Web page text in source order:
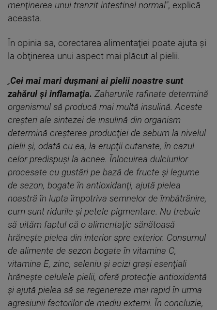
menţinerea unui tranzit intestinal normal", explică
aceasta.
În opinia sa, corectarea alimentaţiei poate ajuta şi
la obţinerea unui aspect mai plăcut al pielii.
„Cei mai mari duşmani ai pielii noastre sunt
zahărul şi inflamaţia. Zaharurile rafinate determină
organismul să producă mai multă insulină. Aceste
creşteri ale sintezei de insulină din organism
determină creşterea producţiei de sebum la nivelul
pielii şi, odată cu ea, la erupţii cutanate, în cazul
celor predispuşi la acnee. Înlocuirea dulciurilor
procesate cu gustări pe bază de fructe şi legume
de sezon, bogate în antioxidanţi, ajută pielea
noastră în lupta împotriva semnelor de îmbătrânire,
cum sunt ridurile şi petele pigmentare. Nu trebuie
să uităm faptul că o alimentaţie sănătoasă
hrăneşte pielea din interior spre exterior. Consumul
de alimente de sezon bogate în vitamina C,
vitamina E, zinc, seleniu şi acizi graşi esenţiali
hrăneşte celulele pielii, oferă protecţie antioxidantă
şi ajută pielea să se regenereze mai rapid în urma
agresiunii factorilor de mediu externi. În concluzie,